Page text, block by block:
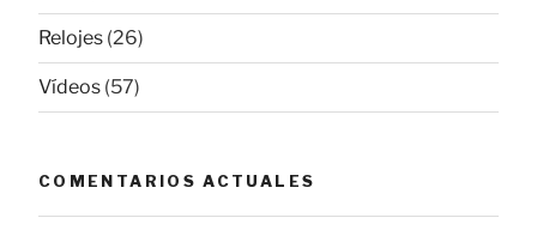
Relojes (26)
Vídeos (57)
COMENTARIOS ACTUALES